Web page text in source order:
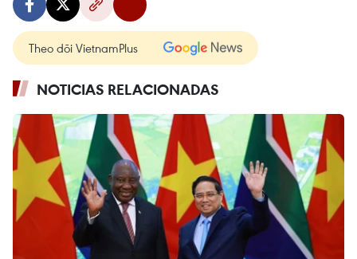
Theo dõi VietnamPlus
NOTICIAS RELACIONADAS